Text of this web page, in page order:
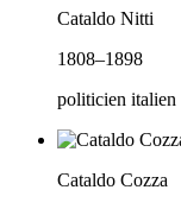
Cataldo Nitti
1808–1898
politicien italien
Cataldo Cozza